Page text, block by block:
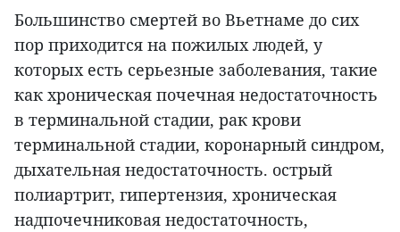
Большинство смертей во Вьетнаме до сих
пор приходится на пожилых людей, у
которых есть серьезные заболевания, такие
как хроническая почечная недостаточность
в терминальной стадии, рак крови
терминальной стадии, коронарный синдром,
дыхательная недостаточность. острый
полиартрит, гипертензия, хроническая
надпочечниковая недостаточность,